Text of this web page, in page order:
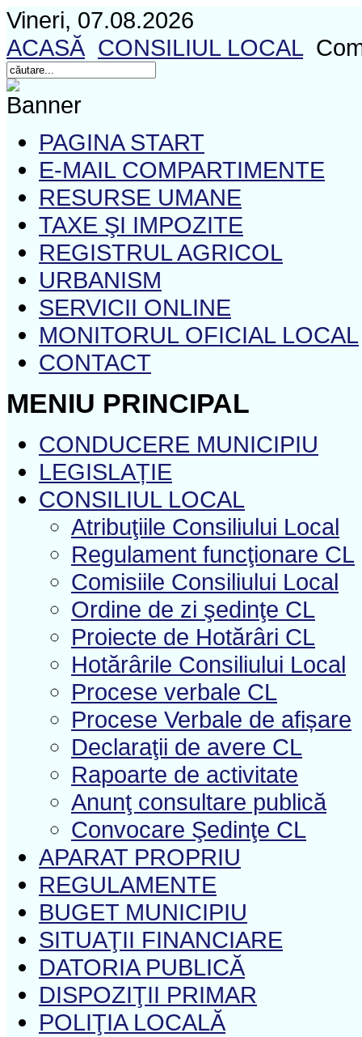
Vineri, 07.08.2026
ACASĂ CONSILIUL LOCAL
PAGINA START
E-MAIL COMPARTIMENTE
RESURSE UMANE
TAXE ŞI IMPOZITE
REGISTRUL AGRICOL
URBANISM
SERVICII ONLINE
MONITORUL OFICIAL LOCAL
CONTACT
MENIU PRINCIPAL
CONDUCERE MUNICIPIU
LEGISLAȚIE
CONSILIUL LOCAL
Atribuţiile Consiliului Local
Regulament funcţionare CL
Comisiile Consiliului Local
Ordine de zi şedinţe CL
Proiecte de Hotărâri CL
Hotărârile Consiliului Local
Procese verbale CL
Procese Verbale de afișare
Declaraţii de avere CL
Rapoarte de activitate
Anunţ consultare publică
Convocare Şedinţe CL
APARAT PROPRIU
REGULAMENTE
BUGET MUNICIPIU
SITUAŢII FINANCIARE
DATORIA PUBLICĂ
DISPOZIŢII PRIMAR
POLIŢIA LOCALĂ